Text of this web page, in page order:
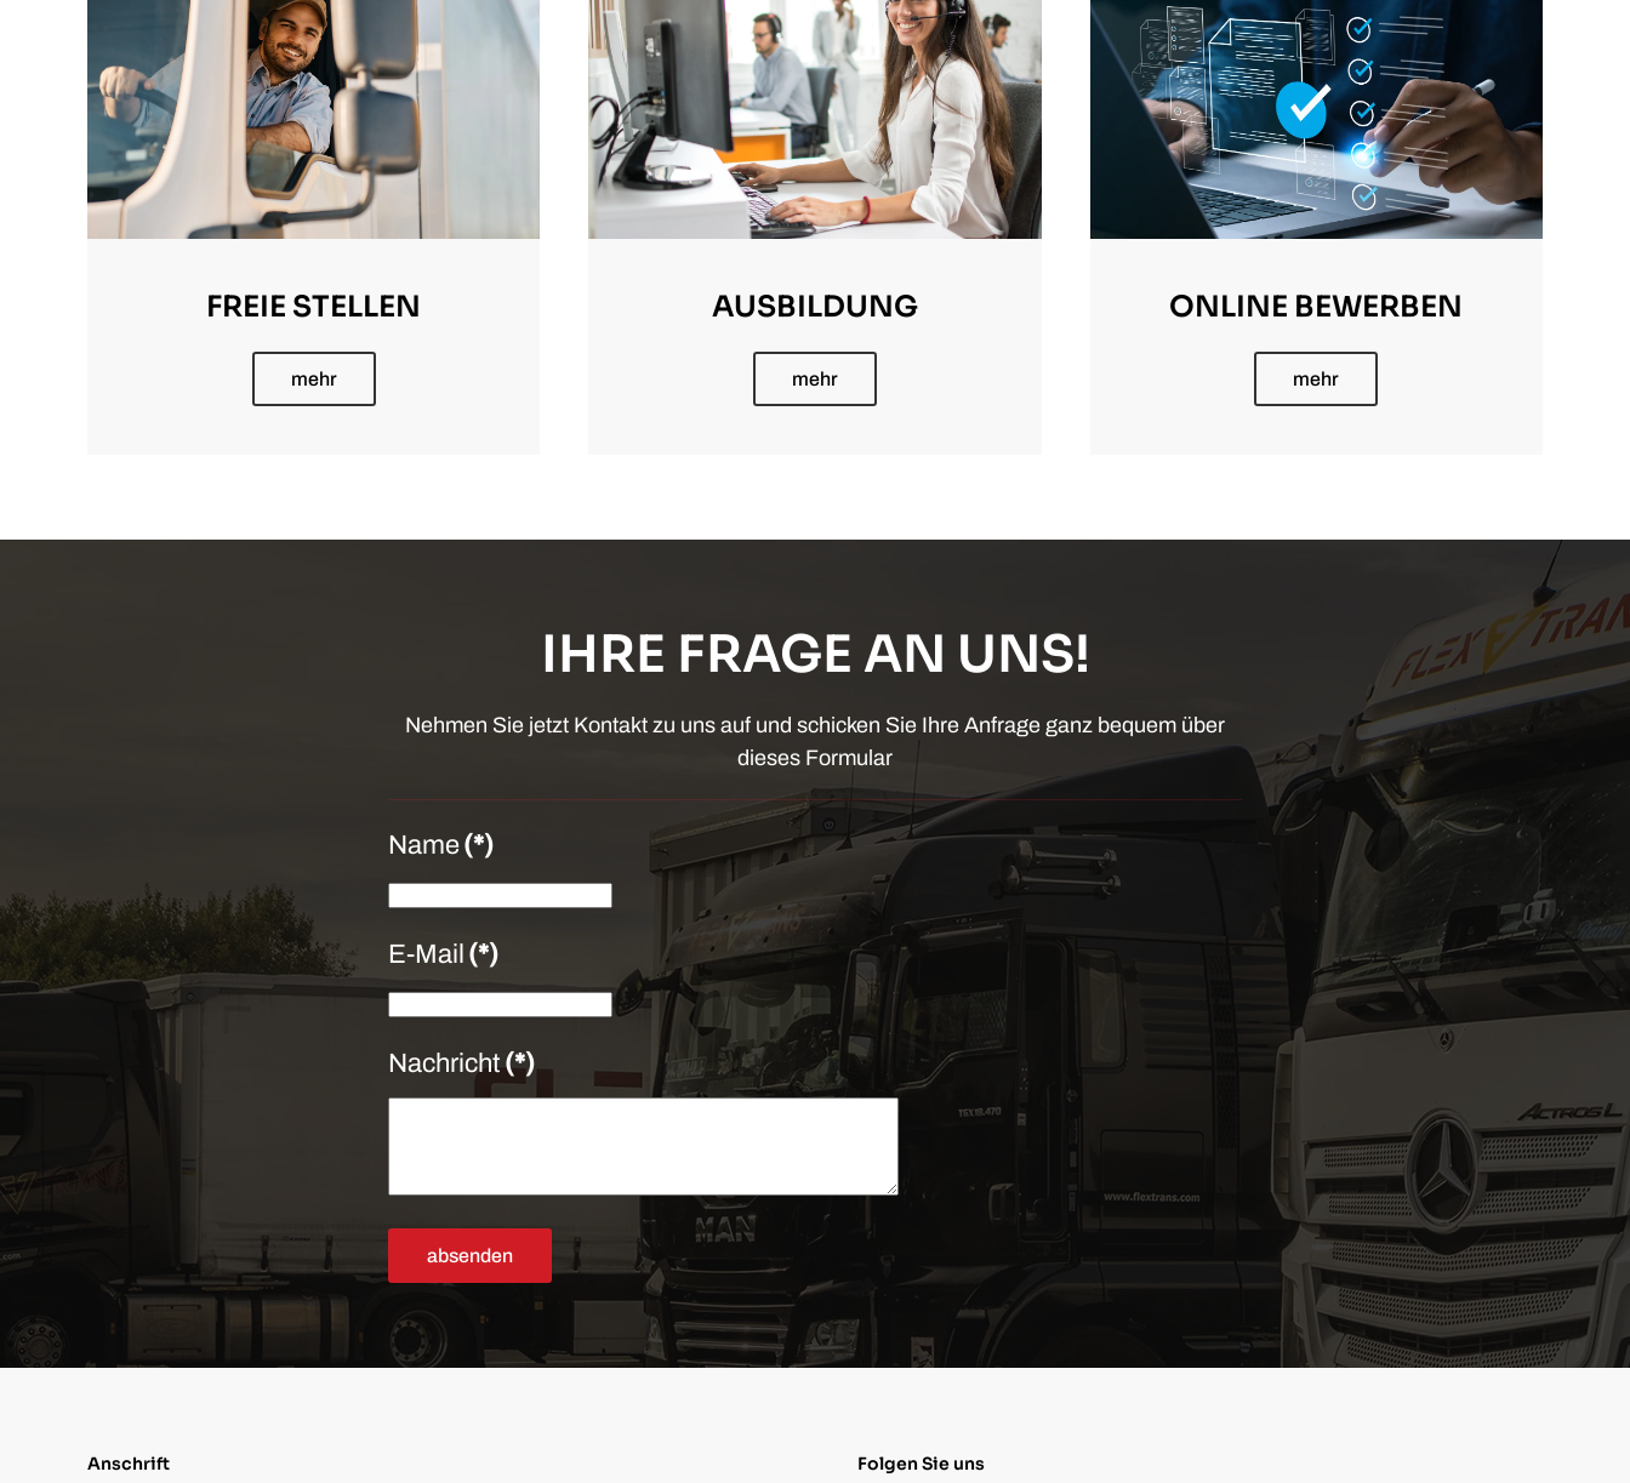
FREIE STELLEN
mehr
AUSBILDUNG
mehr
ONLINE BEWERBEN
mehr
IHRE FRAGE AN UNS!
Nehmen Sie jetzt Kontakt zu uns auf und schicken Sie Ihre Anfrage ganz bequem über
dieses Formular
Name(*)
E-Mail (*)
Nachricht(*)
absenden
Anschrift Folgen Sie uns